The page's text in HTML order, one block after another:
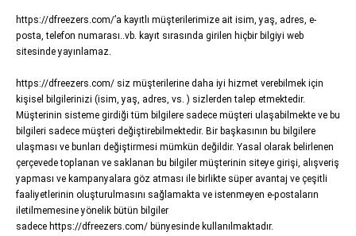
https://dfreezers.com/’a kayıtlı müşterilerimize ait isim, yaş, adres, e-
posta, telefon numarası..vb. kayıt sırasında girilen hiçbir bilgiyi web
sitesinde yayınlamaz.
https://dfreezers.com/ siz müşterilerine daha iyi hizmet verebilmek için
kişisel bilgilerinizi (isim, yaş, adres, vs. ) sizlerden talep etmektedir.
Müşterinin sisteme girdiği tüm bilgilere sadece müşteri ulaşabilmekte ve bu
bilgileri sadece müşteri değiştirebilmektedir. Bir başkasının bu bilgilere
ulaşması ve bunları değiştirmesi mümkün değildir. Yasal olarak belirlenen
çerçevede toplanan ve saklanan bu bilgiler müşterinin siteye girişi, alışveriş
yapması ve kampanyalara göz atması ile birlikte süper avantaj ve çeşitli
faaliyetlerinin oluşturulmasını sağlamakta ve istenmeyen e-postaların
iletilmemesine yönelik bütün bilgiler
sadece https://dfreezers.com/ bünyesinde kullanılmaktadır.